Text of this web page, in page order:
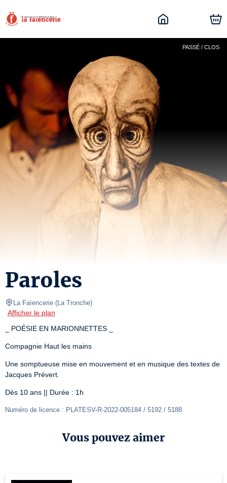
PASSÉ / CLOS
Paroles
La Faïencerie (La Tronche)
Afficher le plan
_ POÉSIE EN MARIONNETTES _
Compagnie Haut les mains
Une somptueuse mise en mouvement et en musique des textes de
Jacques Prévert.
Dès 10 ans || Durée : 1h
Numéro de licence : PLATESV-R-2022-005184 / 5192 / 5188
Vous pouvez aimer